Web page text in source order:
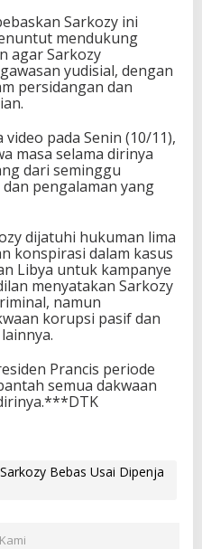
Sarkozy ini
mendukung
agar Sarkozy
yudisial, dengan
persidangan dan
pada Senin (10/11),
masa selama dirinya
dari seminggu
pengalaman yang
dijatuhi hukuman lima
konspirasi dalam kasus
Libya untuk kampanye
menyatakan Sarkozy
namun
korupsi pasif dan
Prancis periode
semua dakwaan
Bebas Usai Dipenja